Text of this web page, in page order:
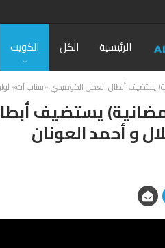
الرئيسية الكل الكويت
يستضيف أبطال العمل الكوميدي «سناب آت»
يستضيف
و أحمد العونان